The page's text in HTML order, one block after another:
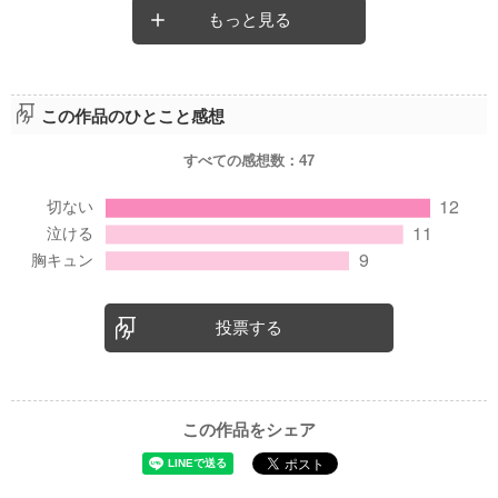
もっと見る
この作品のひとこと感想
すべての感想数： 47
投票する
この作品をシェア